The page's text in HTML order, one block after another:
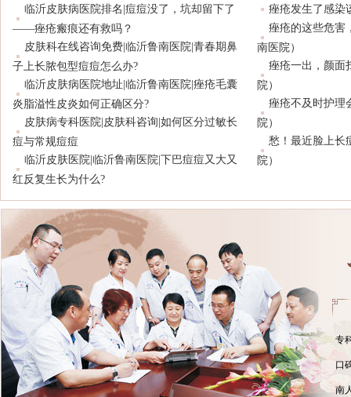
临沂皮肤病医院排名|痘痘没了，坑却留下了
——痤疮瘢痕还有救吗？
皮肤科在线咨询免费|临沂鲁南医院|青春期鼻
子上长脓包型痘痘怎么办?
临沂皮肤病医院地址|临沂鲁南医院|痤疮毛囊
炎脂溢性皮炎如何正确区分?
皮肤病专科医院|皮肤科咨询|如何区分过敏长
痘与常规痘痘
临沂皮肤医院|临沂鲁南医院|下巴痘痘又大又
红反复生长为什么?
痤疮发生了感染
痤疮的这些危害
南医院）
痤疮一出，颜面
院）
痤疮不及时护理
院）
愁！最近脸上长
院）
专
口
南